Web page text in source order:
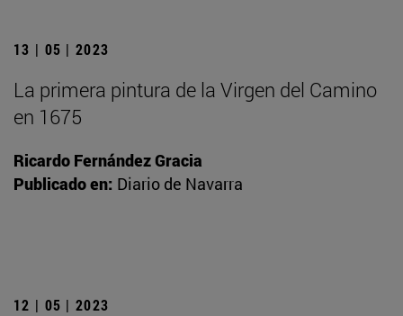
13 | 05 | 2023
La primera pintura de la Virgen del Camino
en 1675
Ricardo Fernández Gracia
Publicado en: Diario de Navarra
12 | 05 | 2023